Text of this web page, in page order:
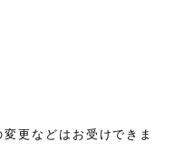
更などはお受けできま